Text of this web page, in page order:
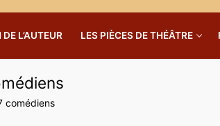
L’AUTEUR LES PIÈCES DE THÉÂTRE
comédiens